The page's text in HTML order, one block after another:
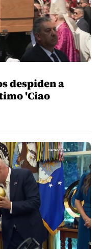
despiden a
'Ciao